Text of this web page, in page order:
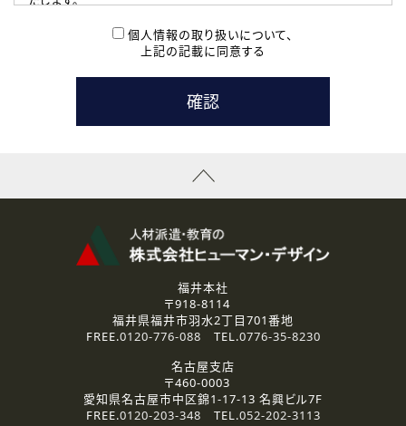
本登録に関するご連絡および本登録時の参考情報として利
たします。
( 3 ) スタッフ派遣を検討されている企業の皆様
お問い合わせの内容に回答するために利用いたします。
なお、ご連絡手段は、電話・Ｅメールのいずれかの方法とい
資料送付、受講相談に関するご連絡のために利用いたしま
その他、お問い合わせの内容に回答するために利用いたし
なお、ご連絡手段は、電話・Ｅメールのいずれかの方法とい
2.個人情報の第三者提供
ご提供いただいた個人情報は、法令等の規定に従う場合を除き、
3.個人情報の取り扱いの委託
弊社の定める個人情報保護の評価基準を満たした委託先に、個
人情報を委託する場合があります。
個人情報の取り扱いについて、
上記の記載に同意する
福井本社
〒918-8114
福井県福井市羽水2丁目701番地
FREE.0120-776-088 TEL.0776-35-8230
名古屋支店
〒460-0003
愛知県名古屋市中区錦1-17-13 名興ビル7F
FREE.0120-203-348 TEL.052-202-3113